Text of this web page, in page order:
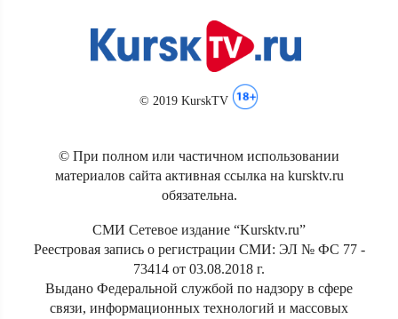
© 2019 KurskTV
© При полном или частичном использовании
материалов сайта активная ссылка на kursktv.ru
обязательна.
СМИ Сетевое издание “Kursktv.ru”
Реестровая запись о регистрации СМИ: ЭЛ № ФС 77 -
73414 от 03.08.2018 г.
Выдано Федеральной службой по надзору в сфере
связи, информационных технологий и массовых